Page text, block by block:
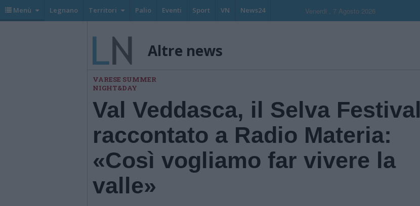
Menù Legnano Territori Palio Eventi Sport VN News24 Venerdi , 7 Agosto 2026
Altre news
VARESE SUMMER
NIGHT&DAY
Val Veddasca, il Selva Festival
raccontato a Radio Materia:
«Così vogliamo far vivere la
valle»